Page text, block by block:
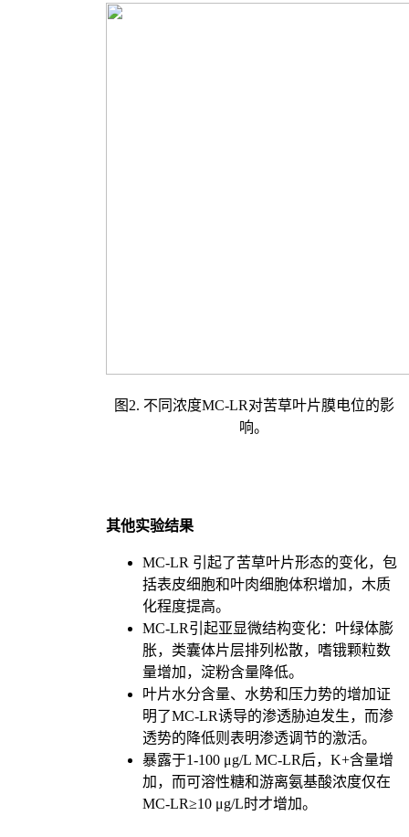
图2. 不同浓度MC-LR对苦草叶片膜电位的影
响。
其他实验结果
MC-LR 引起了苦草叶片形态的变化，包
括表皮细胞和叶肉细胞体积增加，木质
化程度提高。
MC-LR引起亚显微结构变化：叶绿体膨
胀，类囊体片层排列松散，嗜锇颗粒数
量增加，淀粉含量降低。
叶片水分含量、水势和压力势的增加证
明了MC-LR诱导的渗透胁迫发生，而渗
透势的降低则表明渗透调节的激活。
暴露于1-100 μg/L MC-LR后，K+含量增
加，而可溶性糖和游离氨基酸浓度仅在
MC-LR≥10 μg/L时才增加。